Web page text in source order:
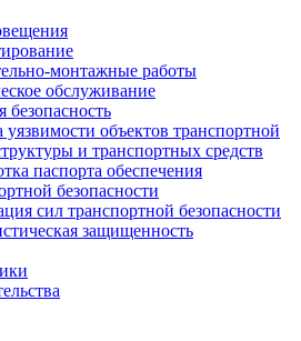
монтажные работы
обслуживание
безопасность
объектов транспортной
и транспортных средств
паспорта обеспечения
безопасности
сил транспортной безопасности
защищенность